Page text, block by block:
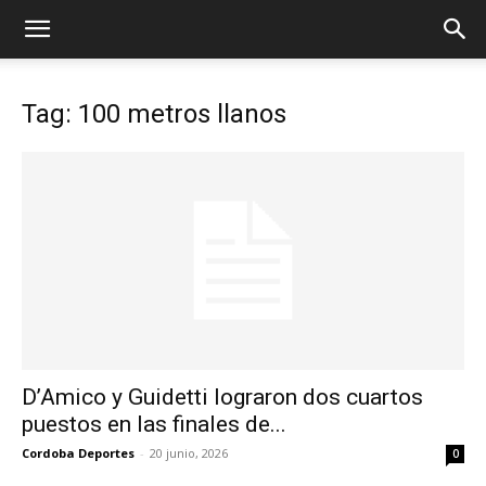
Tag: 100 metros llanos
D’Amico y Guidetti lograron dos cuartos
puestos en las finales de...
Cordoba Deportes - 20 junio, 2026 0